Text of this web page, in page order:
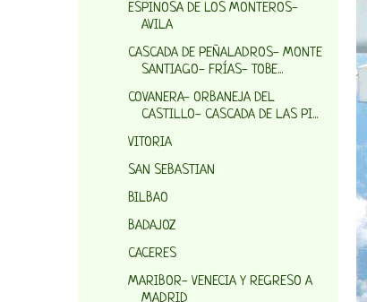
ESPINOSA DE LOS MONTEROS-
AVILA
CASCADA DE PEÑALADROS- MONTE
SANTIAGO- FRÍAS- TOBE...
COVANERA- ORBANEJA DEL
CASTILLO- CASCADA DE LAS PI...
VITORIA
SAN SEBASTIAN
BILBAO
BADAJOZ
CACERES
MARIBOR- VENECIA Y REGRESO A
MADRID